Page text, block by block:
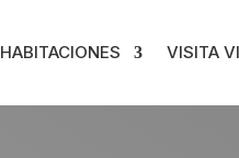
HABITACIONES VISITA